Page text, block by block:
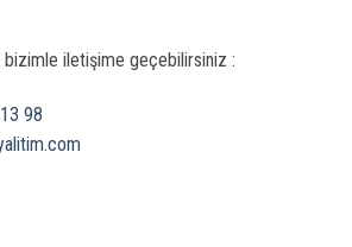
bizimle iletişime geçebilirsiniz :
98